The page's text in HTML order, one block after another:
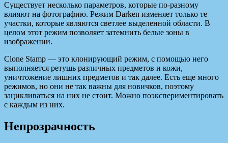
Существует несколько параметров, которые по-разному
влияют на фотографию. Режим Darken изменяет только те
участки, которые являются светлее выделенной области. В
целом этот режим позволяет затемнить белые зоны в
изображении.
Clone Stamp — это клонирующий режим, с помощью него
выполняется ретушь различных предметов и кожи,
уничтожение лишних предметов и так далее. Есть еще много
режимов, но они не так важны для новичков, поэтому
зацикливаться на них не стоит. Можно поэкспериментировать
с каждым из них.
Непрозрачность